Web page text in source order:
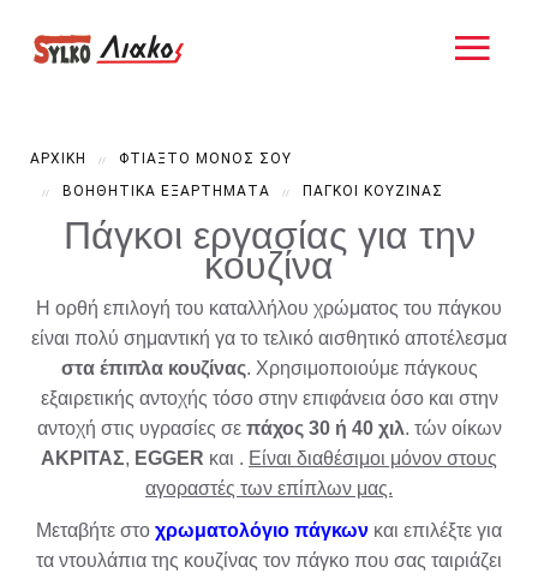
ΑΡΧΙΚΗ
ΦΤΙΑΞΤΟ ΜΟΝΟΣ ΣΟΥ
ΒΟΗΘΗΤΙΚΆ ΕΞΑΡΤΉΜΑΤΑ
ΠΆΓΚΟΙ ΚΟΥΖΊΝΑΣ
Πάγκοι εργασίας για την
κουζίνα
Η ορθή επιλογή του καταλλήλου χρώματος του πάγκου
είναι πολύ σημαντική γα το τελικό αισθητικό αποτέλεσμα
στα έπιπλα κουζίνας. Χρησιμοποιούμε πάγκους
εξαιρετικής αντοχής τόσο στην επιφάνεια όσο και στην
αντοχή στις υγρασίες σε πάχος 30 ή 40 χιλ. τών οίκων
ΑΚΡΙΤΑΣ, EGGER και . Είναι διαθέσιμοι μόνον στους
αγοραστές των επίπλων μας.
Μεταβήτε στο χρωματολόγιο πάγκων και επιλέξτε για
τα ντουλάπια της κουζίνας τον πάγκο που σας ταιριάζει